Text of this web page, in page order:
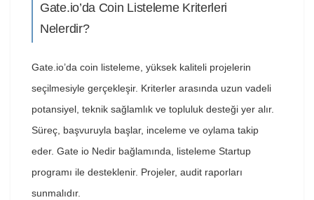
Gate.io’da Coin Listeleme Kriterleri
Nelerdir?
Gate.io’da coin listeleme, yüksek kaliteli projelerin
seçilmesiyle gerçekleşir. Kriterler arasında uzun vadeli
potansiyel, teknik sağlamlık ve topluluk desteği yer alır.
Süreç, başvuruyla başlar, inceleme ve oylama takip
eder. Gate io Nedir bağlamında, listeleme Startup
programı ile desteklenir. Projeler, audit raporları
sunmalıdır.